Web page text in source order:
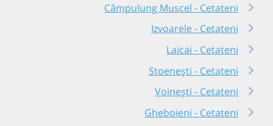
Câmpulung Muscel - Cetateni
Izvoarele - Cetateni
Laicai - Cetateni
Stoenești - Cetateni
Voinești - Cetateni
Gheboieni - Cetateni